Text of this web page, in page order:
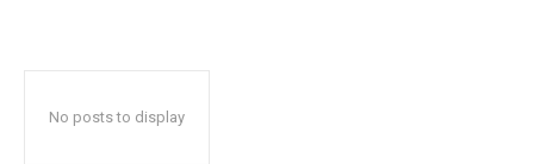
No posts to display